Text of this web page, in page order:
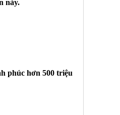
này.
phúc hơn 500 triệu